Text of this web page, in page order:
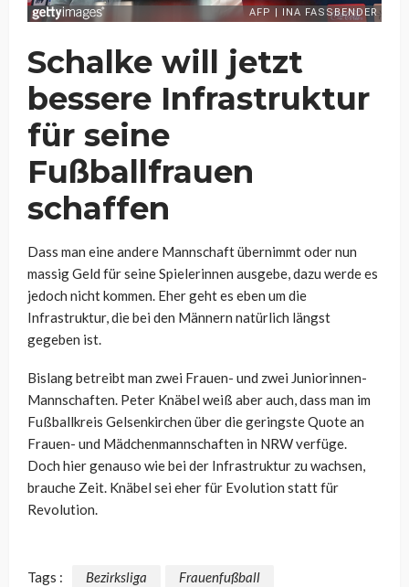
Schalke will jetzt
bessere Infrastruktur
für seine
Fußballfrauen
schaffen
Dass man eine andere Mannschaft übernimmt oder nun
massig Geld für seine Spielerinnen ausgebe, dazu werde es
jedoch nicht kommen. Eher geht es eben um die
Infrastruktur, die bei den Männern natürlich längst
gegeben ist.
Bislang betreibt man zwei Frauen- und zwei Juniorinnen-
Mannschaften. Peter Knäbel weiß aber auch, dass man im
Fußballkreis Gelsenkirchen über die geringste Quote an
Frauen- und Mädchenmannschaften in NRW verfüge.
Doch hier genauso wie bei der Infrastruktur zu wachsen,
brauche Zeit. Knäbel sei eher für Evolution statt für
Revolution.
Tags : Bezirksliga
Frauenfußball